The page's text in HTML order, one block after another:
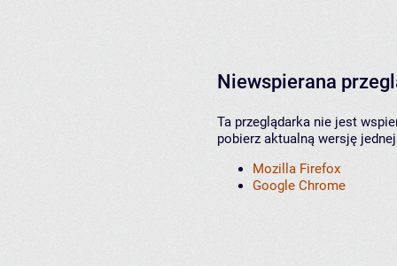
Niewspierana
Ta przeglądarka nie jest
pobierz aktualną wersję
Mozilla Firefox
Google Chrome